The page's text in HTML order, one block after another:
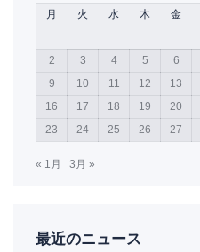
月 火 水 木 金
2
3 4 5 6
9
10 11 12 13
16
17 18 19 20
23
24 25 26 27
« 1月 3月 »
最近のニュース